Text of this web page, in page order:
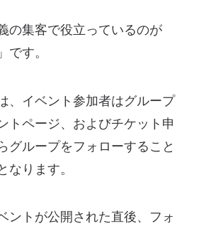
の集客で役立っているのが
です。
、イベント参加者はグループ
トページ、およびチケット申
グループをフォローすること
なります。
ントが公開された直後、フォ